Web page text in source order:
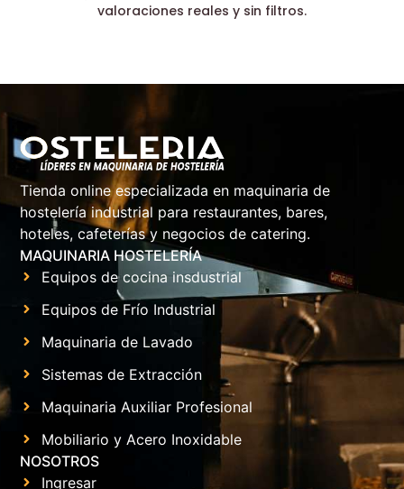
valoraciones reales y sin filtros.
Tienda online especializada en maquinaria de
hostelería industrial para restaurantes, bares,
hoteles, cafeterías y negocios de catering.
MAQUINARIA HOSTELERÍA
Equipos de cocina insdustrial
Equipos de Frío Industrial
Maquinaria de Lavado
Sistemas de Extracción
Maquinaria Auxiliar Profesional
Mobiliario y Acero Inoxidable
NOSOTROS
Ingresar